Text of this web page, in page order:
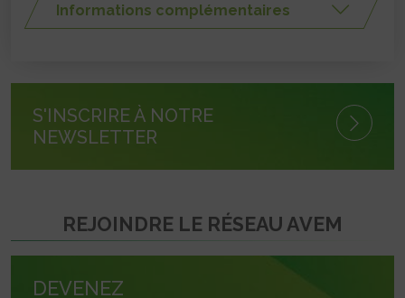
Informations complémentaires
S'INSCRIRE À NOTRE
NEWSLETTER
REJOINDRE LE RÉSEAU AVEM
DEVENEZ